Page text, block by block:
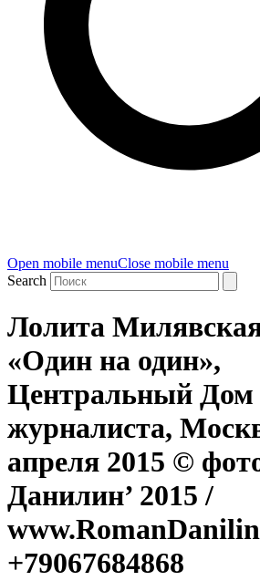
Open mobile menuClose mobile menu
Search
Лолита
«Один на один»,
Центральный Дом
журналиста,
апреля 2015 ©
Данилин’ 2015 /
+79067684868